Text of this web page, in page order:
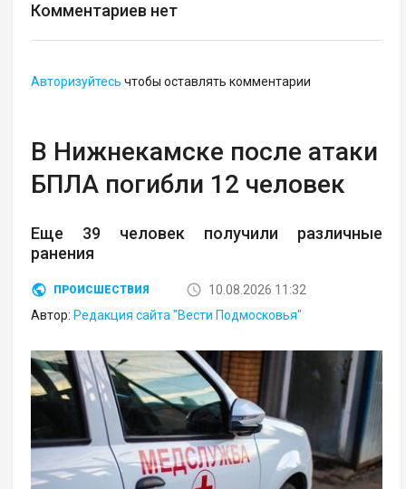
Комментариев нет
Авторизуйтесь чтобы оставлять комментарии
В Нижнекамске после атаки
БПЛА погибли 12 человек
Еще 39 человек получили различные
ранения
ПРОИСШЕСТВИЯ
10.08.2026 11:32
Автор: Редакция сайта "Вести Подмосковья"